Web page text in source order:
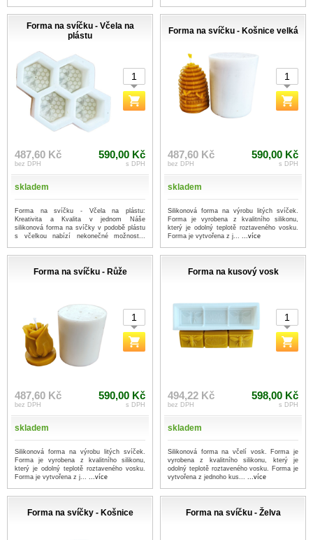
Forma na svíčku - Včela na
plástu
487,60 Kč
bez DPH
590,00 Kč
s DPH
skladem
Forma na svíčku - Včela na plástu:
Kreativita a Kvalita v jednom Náše
silikonová forma na svíčky v podobě plástu
s včelkou nabízí nekonečné možnost...
Forma na svíčku - Košnice velká
487,60 Kč
bez DPH
590,00 Kč
s DPH
skladem
Silikonová forma na výrobu litých svíček.
Forma je vyrobena z kvalitního silikonu,
který je odolný teplotě roztaveného vosku.
Forma je vytvořena z j... ...více
Forma na svíčku - Růže
487,60 Kč
bez DPH
590,00 Kč
s DPH
skladem
Silikonová forma na výrobu litých svíček.
Forma je vyrobena z kvalitního silikonu,
který je odolný teplotě roztaveného vosku.
Forma je vytvořena z j... ...více
Forma na kusový vosk
494,22 Kč
bez DPH
598,00 Kč
s DPH
skladem
Silikonová forma na včelí vosk. Forma je
vyrobena z kvalitního silikonu, který je
odolný teplotě roztaveného vosku. Forma je
vytvořena z jednoho kus... ...více
Forma na svíčky - Košnice Forma na svíčku - Želva